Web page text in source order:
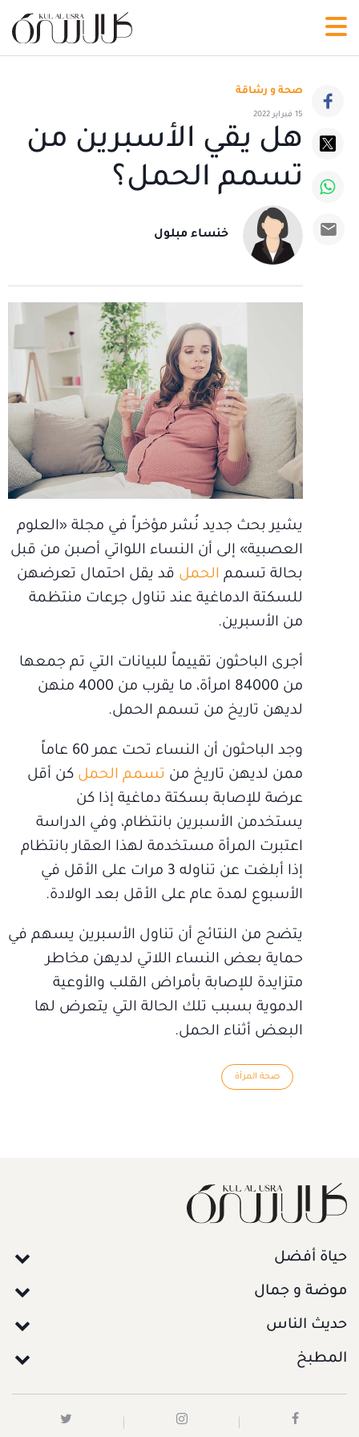
صحة و رشاقة
15 فبراير 2022
هل يقي الأسبرين من
تسمم الحمل؟
خنساء مبلول
يشير بحث جديد نُشر مؤخراً في مجلة «العلوم
العصبية» إلى أن النساء اللواتي أصبن من قبل
بحالة تسمم الحمل قد يقل احتمال تعرضهن
للسكتة الدماغية عند تناول جرعات منتظمة
من الأسبرين.
أجرى الباحثون تقييماً للبيانات التي تم جمعها
من 84000 امرأة، ما يقرب من 4000 منهن
لديهن تاريخ من تسمم الحمل.
وجد الباحثون أن النساء تحت عمر 60 عاماً
ممن لديهن تاريخ من تسمم الحمل كن أقل
عرضة للإصابة بسكتة دماغية إذا كن
يستخدمن الأسبرين بانتظام، وفي الدراسة
اعتبرت المرأة مستخدمة لهذا العقار بانتظام
إذا أبلغت عن تناوله 3 مرات على الأقل في
الأسبوع لمدة عام على الأقل بعد الولادة.
يتضح من النتائج أن تناول الأسبرين يسهم في
حماية بعض النساء اللاتي لديهن مخاطر
متزايدة للإصابة بأمراض القلب والأوعية
الدموية بسبب تلك الحالة التي يتعرض لها
البعض أثناء الحمل.
صحة المرأة
حياة أفضل
موضة و جمال
حديث الناس
المطبخ